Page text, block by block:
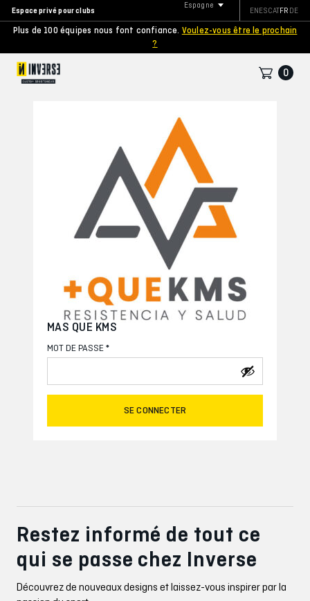
Espace privé pour clubs
Plus de 100 équipes nous font confiance. Voulez-vous être le prochain
?
Espagne
ENESCATFR DE
0
MAS QUE KMS
MOT DE PASSE *
SE CONNECTER
Restez informé de tout ce
qui se passe chez Inverse
Découvrez de nouveaux designs et laissez-vous inspirer par la